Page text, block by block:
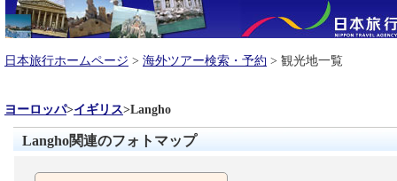
日本旅行ホームページ > 海外ツアー検索・予約 > 観光地一覧
ヨーロッパ>イギリス>Langho
Langho関連のフォトマップ